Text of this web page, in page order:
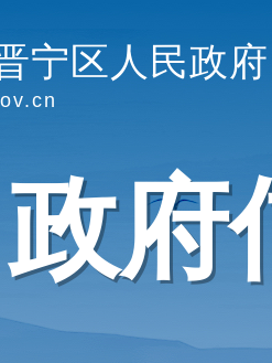
宁区人民政府
政府